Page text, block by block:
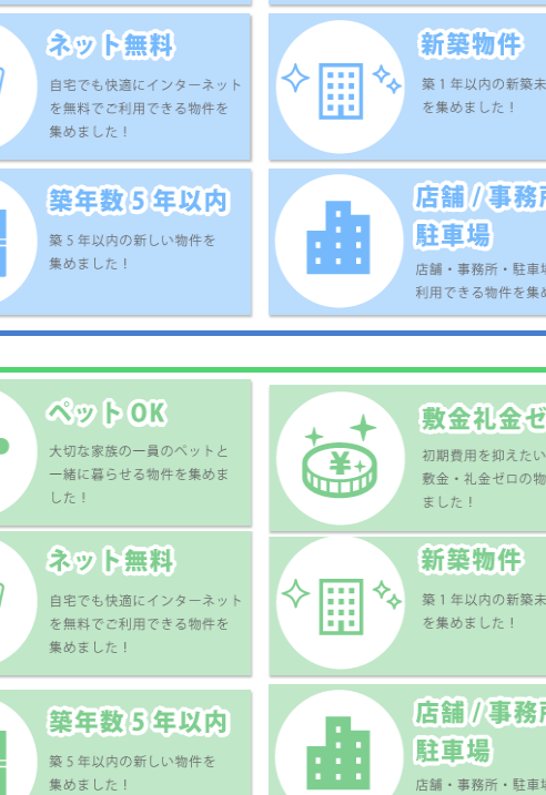
予讃線 川之江駅 20
分
東西線 松山大学北
口 (バス停徒歩：15
予讃線 新居浜駅 警
察前 (乗車時間：4
分 バス停徒歩：5
分 )
飯野中津線 塩屋橋
(バス停徒歩：10
分 )
マンション
1DK
3.7
ダイアパレス丸亀
予讃線 伊予三島駅
マンション
3.1
新町ビル
予讃線 伊予三島駅
10分
マンション
2DK
3.2
新町ビル
垣生6丁目1-50貸家 氷見乙995-9貸家 乃万貸家（平屋）